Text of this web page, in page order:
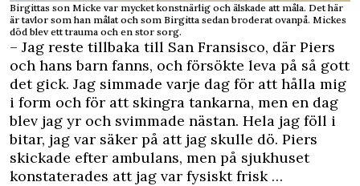
Birgittas son Micke var mycket konstnärlig och älskade att måla. Det här
är tavlor som han målat och som Birgitta sedan broderat ovanpå. Mickes
död blev ett trauma och en stor sorg.
– Jag reste tillbaka till San Fransisco, där Piers
och hans barn fanns, och försökte leva på så gott
det gick. Jag simmade varje dag för att hålla mig
i form och för att skingra tankarna, men en dag
blev jag yr och svimmade nästan. Hela jag föll i
bitar, jag var säker på att jag skulle dö. Piers
skickade efter ambulans, men på sjukhuset
konstaterades att jag var fysiskt frisk …